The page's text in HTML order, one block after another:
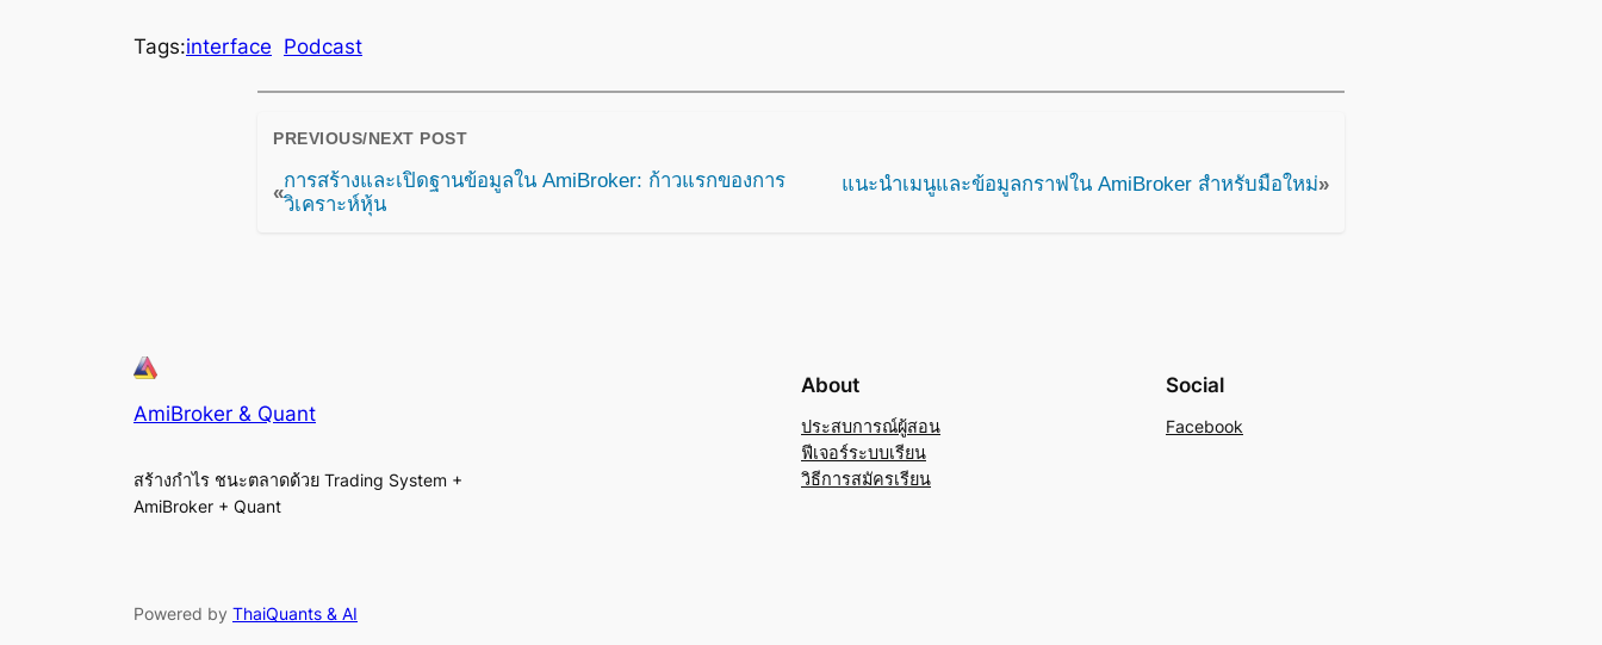
Tags:interface Podcast
PREVIOUS/NEXT POST
«
การสร้างและเปิดฐานข้อมูลใน AmiBroker: ก้าวแรกของการ
วิเคราะห์หุ้น
แนะนำเมนูและข้อมูลกราฟใน AmiBroker สำหรับมือใหม่»
AmiBroker & Quant
สร้างกำไร ชนะตลาดด้วย Trading System +
AmiBroker + Quant
About
ประสบการณ์ผู้สอน
ฟีเจอร์ระบบเรียน
วิธีการสมัครเรียน
Social
Facebook
Powered by ThaiQuants & AI